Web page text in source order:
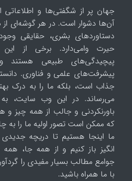
جهان پر از شگفتی‌ها و
آن‌ها دشوار است. در هر گوشه‌ای از
دستاوردهای بشری، حقایقی
حیرت وامی‌دارد. برخی از
پیچیدگی‌های طبیعی هستند
پیشرفت‌های علمی و فناوری.
جذاب است، بلکه ما را به درک
می‌رساند. در این وب سایت،
باورنکردنی و جالب از همه چیز
که ممکن است تصور اولیه ما را به
ما اینجا هستیم تا دریچه
انگیز باز کنیم و از همه جا،
جوامع مطالب بسیار مفیدی را
با ما همراه باشید.